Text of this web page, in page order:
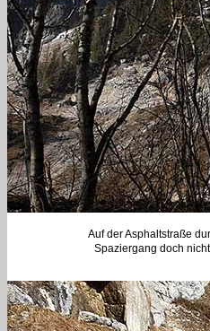
Auf der Asphaltstraße
Spaziergang doch